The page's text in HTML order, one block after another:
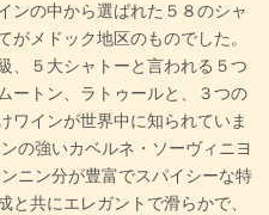
ンの中から選ばれた５８のシャ
がメドック地区のものでした。
、５大シャトーと言われる５つ
ートン、ラトゥールと、３つの
ワインが世界中に知られていま
の強いカベルネ・ソーヴィニヨ
ニン分が豊富でスパイシーな特
共にエレガントで滑らかで、